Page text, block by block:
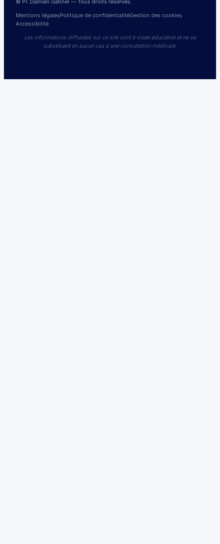
© Pr. Damien Gatinel — Tous droits réservés.
Mentions légalesPolitique de confidentialitéGestion des cookies
Accessibilité
Les informations diffusées sur ce site sont à visée éducative et ne se
substituent en aucun cas à une consultation médicale.